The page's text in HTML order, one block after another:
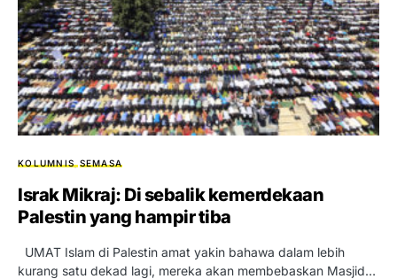
KOLUMNIS SEMASA
Israk Mikraj: Di sebalik kemerdekaan
Palestin yang hampir tiba
UMAT Islam di Palestin amat yakin bahawa dalam lebih
kurang satu dekad lagi, mereka akan membebaskan Masjid…